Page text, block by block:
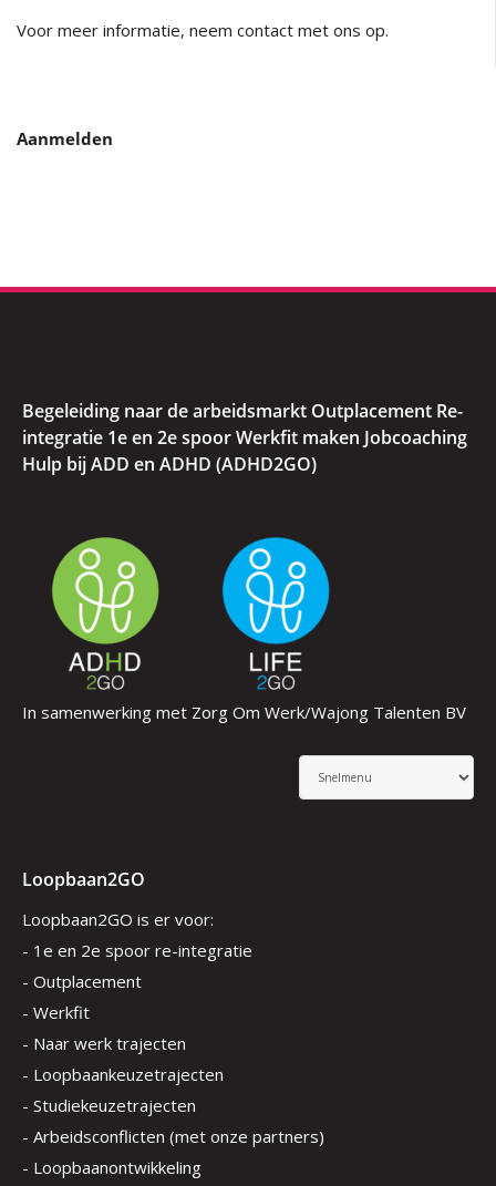
Voor meer informatie, neem contact met ons op.
Aanmelden
Begeleiding naar de arbeidsmarkt Outplacement Re-
integratie 1e en 2e spoor Werkfit maken Jobcoaching
Hulp bij ADD en ADHD (ADHD2GO)
In samenwerking met Zorg Om Werk/Wajong Talenten BV
Loopbaan2GO
Loopbaan2GO is er voor:
- 1e en 2e spoor re-integratie
- Outplacement
- Werkfit
- Naar werk trajecten
- Loopbaankeuzetrajecten
- Studiekeuzetrajecten
- Arbeidsconflicten (met onze partners)
- Loopbaanontwikkeling